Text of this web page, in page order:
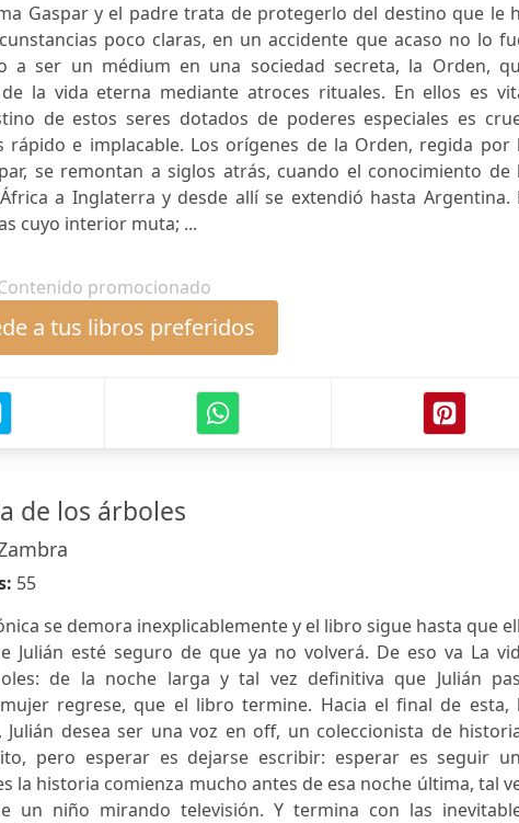
Gaspar y el padre trata de protegerlo del destino que le
poco claras, en un accidente que acaso no lo
a ser un médium en una sociedad secreta, la Orden,
la vida eterna mediante atroces rituales. En ellos es
de estos seres dotados de poderes especiales es
e implacable. Los orígenes de la Orden, regida por
se remontan a siglos atrás, cuando el conocimiento de
a Inglaterra y desde allí se extendió hasta Argentina.
cuyo interior muta; ...
promocionado
a tus libros preferidos
de los árboles
55
se demora inexplicablemente y el libro sigue hasta que
Julián esté seguro de que ya no volverá. De eso va La
de la noche larga y tal vez definitiva que Julián
regrese, que el libro termine. Hacia el final de esta,
desea ser una voz en off, un coleccionista de
pero esperar es dejarse escribir: esperar es seguir
la historia comienza mucho antes de esa noche última, tal
un niño mirando televisión. Y termina con las